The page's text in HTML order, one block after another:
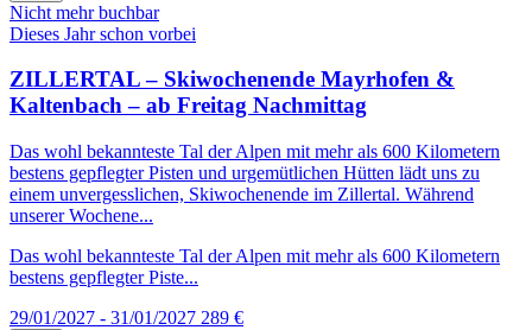
Nicht mehr buchbar
Dieses Jahr schon vorbei
ZILLERTAL – Skiwochenende Mayrhofen &
Kaltenbach – ab Freitag Nachmittag
Das wohl bekannteste Tal der Alpen mit mehr als 600 Kilometern
bestens gepflegter Pisten und urgemütlichen Hütten lädt uns zu
einem unvergesslichen, Skiwochenende im Zillertal. Während
unserer Wochene...
Das wohl bekannteste Tal der Alpen mit mehr als 600 Kilometern
bestens gepflegter Piste...
29/01/2027 - 31/01/2027 289 €